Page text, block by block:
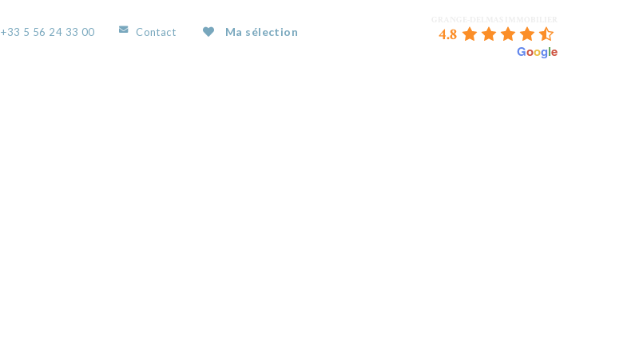
+33 5 56 24 33 00 Contact Ma sélection 4.8
Google